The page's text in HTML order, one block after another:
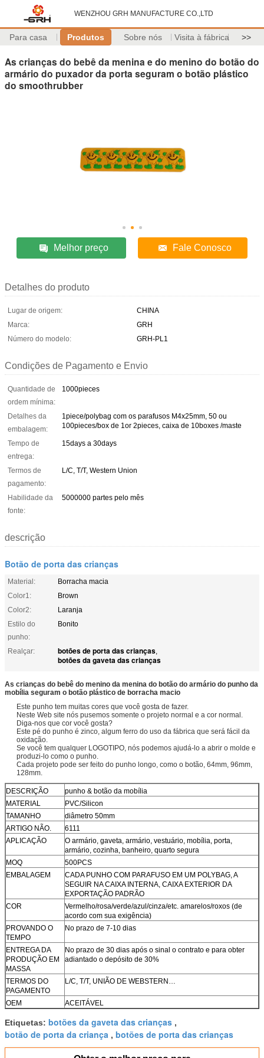
WENZHOU GRH MANUFACTURE CO.,LTD
Para casa Produtos Sobre nós Visita à fábrica >>
As crianças do bebê da menina e do menino do botão do
armário do puxador da porta seguram o botão plástico
do smoothrubber
Melhor preço Fale Conosco
Detalhes do produto
Lugar de origem:
CHINA
Marca:
GRH
Número do modelo:
GRH-PL1
Condições de Pagamento e Envio
Quantidade de
ordem mínima:
1000pieces
Detalhes da
embalagem:
1piece/polybag com os parafusos M4x25mm, 50 ou
100pieces/box de 1or 2pieces, caixa de 10boxes /maste
Tempo de
entrega:
15days a 30days
Termos de
pagamento:
L/C, T/T, Western Union
Habilidade da
fonte:
5000000 partes pelo mês
descrição
Botão de porta das crianças
Material:
Borracha macia
Color1:
Brown
Color2:
Laranja
Estilo do
punho:
Bonito
Realçar: botões de porta das crianças,
botões da gaveta das crianças
As crianças do bebê do menino da menina do botão do armário do punho da
mobília seguram o botão plástico de borracha macio
Este punho tem muitas cores que você gosta de fazer.
Neste Web site nós pusemos somente o projeto normal e a cor normal.
Diga-nos que cor você gosta?
Este pé do punho é zinco, algum ferro do uso da fábrica que será fácil da
oxidação.
Se você tem qualquer LOGOTIPO, nós podemos ajudá-lo a abrir o molde e
produzi-lo como o punho.
Cada projeto pode ser feito do punho longo, como o botão, 64mm, 96mm,
128mm.
DESCRIÇÃO
punho & botão da mobília
MATERIAL
PVC/Silicon
TAMANHO
diâmetro 50mm
ARTIGO NÃO.
6111
APLICAÇÃO
O armário, gaveta, armário, vestuário, mobília, porta,
armário, cozinha, banheiro, quarto segura
MOQ
500PCS
EMBALAGEM
CADA PUNHO COM PARAFUSO EM UM POLYBAG, A
SEGUIR NA CAIXA INTERNA, CAIXA EXTERIOR DA
EXPORTAÇÃO PADRÃO
COR
Vermelho/rosa/verde/azul/cinza/etc. amarelos/roxos (de
acordo com sua exigência)
PROVANDO O
TEMPO
No prazo de 7-10 dias
ENTREGA DA
PRODUÇÃO EM
MASSA
No prazo de 30 dias após o sinal o contrato e para obter
adiantado o depósito de 30%
TERMOS DO
PAGAMENTO
L/C, T/T, UNIÃO DE WEBSTERN…
OEM ACEITÁVEL
Etiquetas: botões da gaveta das crianças ,
botão de porta da criança , botões de porta das crianças